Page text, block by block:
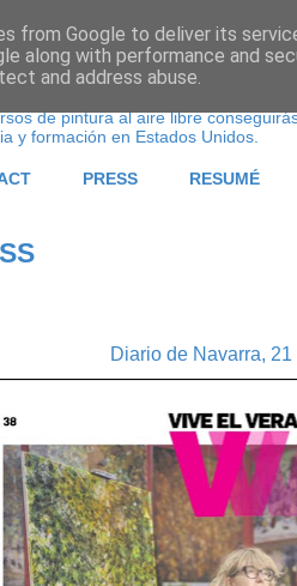
INIESTA
de pintura al aire libre
y formación en Estados Unidos.
PRESS RESUMÉ
Diario de Navarra,
from Google to deliver its
along with performance and
and address abuse.